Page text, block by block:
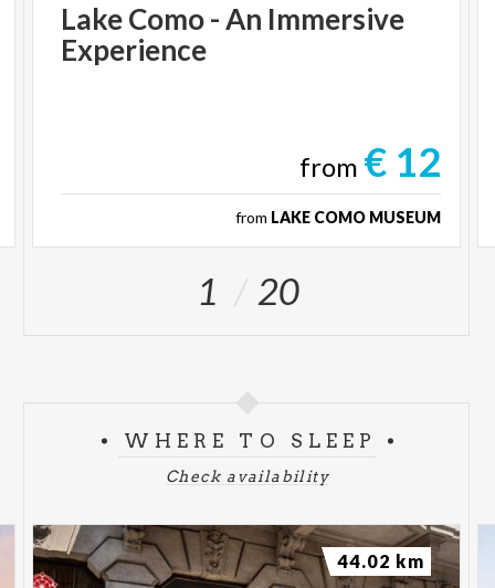
LakeComo-An Immersive
Experience
from € 12
from LAKE COMO MUSEUM
1 20
WHERE TO SLEEP
Check availability
44.02 km